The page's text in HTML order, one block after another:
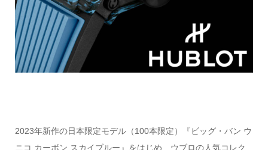
2023年新作の日本限定モデル（100本限定）『ビッグ・バン ウ
ニコ カーボン スカイブルー』をはじめ、ウブロの人気コレク